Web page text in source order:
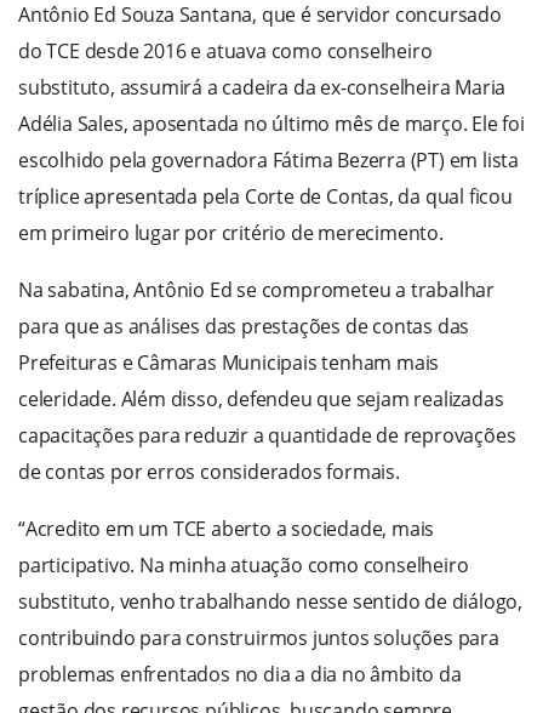
Antônio Ed Souza Santana, que é servidor concursado
do TCE desde 2016 e atuava como conselheiro
substituto, assumirá a cadeira da ex-conselheira Maria
Adélia Sales, aposentada no último mês de março. Ele foi
escolhido pela governadora Fátima Bezerra (PT) em lista
tríplice apresentada pela Corte de Contas, da qual ficou
em primeiro lugar por critério de merecimento.
Na sabatina, Antônio Ed se comprometeu a trabalhar
para que as análises das prestações de contas das
Prefeituras e Câmaras Municipais tenham mais
celeridade. Além disso, defendeu que sejam realizadas
capacitações para reduzir a quantidade de reprovações
de contas por erros considerados formais.
“Acredito em um TCE aberto a sociedade, mais
participativo. Na minha atuação como conselheiro
substituto, venho trabalhando nesse sentido de diálogo,
contribuindo para construirmos juntos soluções para
problemas enfrentados no dia a dia no âmbito da